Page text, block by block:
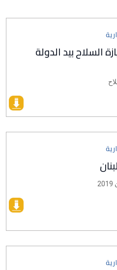
السلاح بيد الدولة